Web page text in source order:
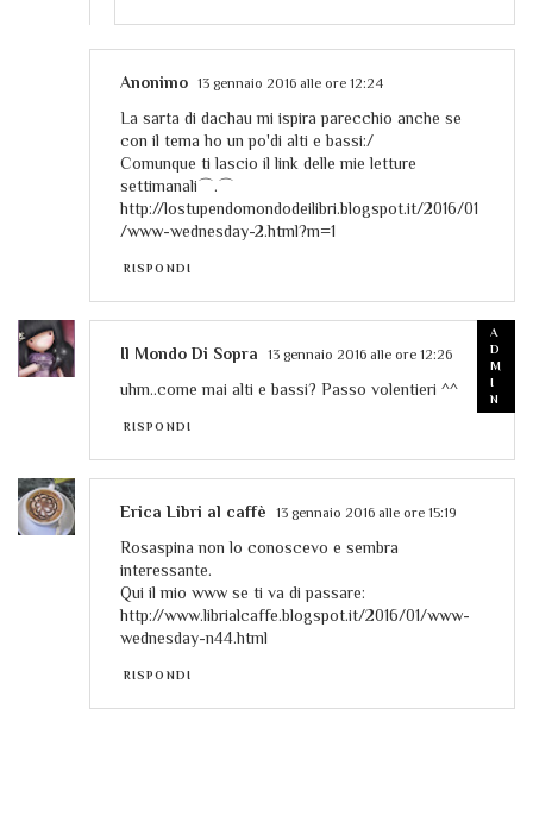
Anonimo 13 gennaio 2016 alle ore 12:24
La sarta di dachau mi ispira parecchio anche se
con il tema ho un po'di alti e bassi:/
Comunque ti lascio il link delle mie letture
settimanali⌒.⌒
http://lostupendomondodeilibri.blogspot.it/2016/01
/www-wednesday-2.html?m=1
RISPONDI
Il Mondo Di Sopra 13 gennaio 2016 alle ore 12:26
uhm..come mai alti e bassi? Passo volentieri ^^
RISPONDI
Erica Libri al caffè 13 gennaio 2016 alle ore 15:19
Rosaspina non lo conoscevo e sembra
interessante.
Qui il mio www se ti va di passare:
http://www.librialcaffe.blogspot.it/2016/01/www-
wednesday-n44.html
RISPONDI